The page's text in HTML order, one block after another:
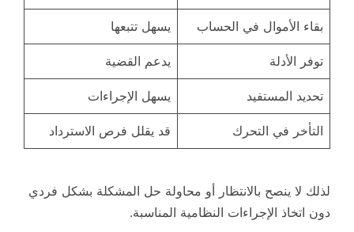
بقاء الأموال في الحساب يسهل تتبعها
توفر الأدلة يدعم القضية
تحديد المستفيد يسهل الإجراءات
التأخر في التحرك قد يقلل فرص الاسترداد
لذلك لا ينصح بالانتظار أو محاولة حل المشكلة بشكل فردي
دون اتخاذ الإجراءات النظامية المناسبة.